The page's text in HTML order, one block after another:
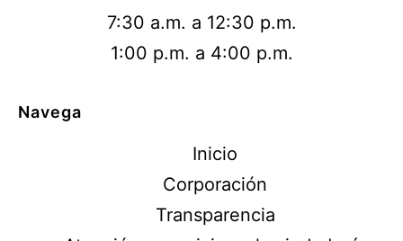
7:30 a.m. a 12:30 p.m.
1:00 p.m. a 4:00 p.m.
Navega
Inicio
Corporación
Transparencia